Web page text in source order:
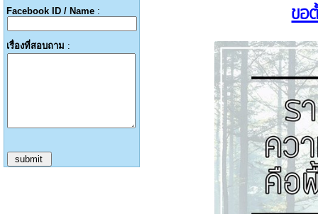
Facebook ID / Name :
เรื่องที่สอบถาม :
ขอ